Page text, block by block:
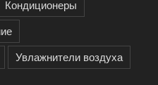
Кондиционеры
Увлажнители воздуха